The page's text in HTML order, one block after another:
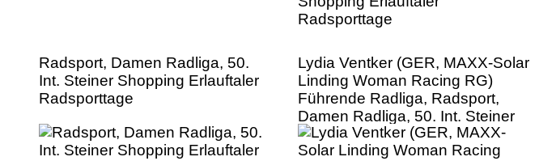
Radsport, Damen Radliga, 50.
Int. Steiner Shopping Erlauftaler
Radsporttage
Lydia Ventker (GER, MAXX-Solar
Linding Woman Racing RG)
Führende Radliga, Radsport,
Damen Radliga, 50. Int. Steiner
Shopping Erlauftaler
Radsporttage